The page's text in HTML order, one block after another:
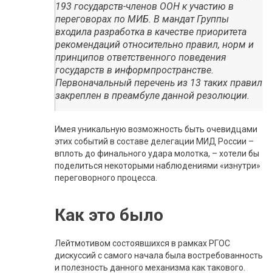
193 государств-членов ООН к участию в
переговорах по МИБ. В мандат Группы
входила разработка в качестве приоритета
рекомендаций относительно правил, норм и
принципов ответственного поведения
государств в информпространстве.
Первоначальный перечень из 13 таких правил
закреплен в преамбуле данной резолюции.
Имея уникальную возможность быть очевидцами
этих событий в составе делегации МИД России –
вплоть до финального удара молотка, – хотели бы
поделиться некоторыми наблюдениями «изнутри»
переговорного процесса.
Как это было
Лейтмотивом состоявшихся в рамках РГОС
дискуссий с самого начала была востребованность
и полезность данного механизма как такового.